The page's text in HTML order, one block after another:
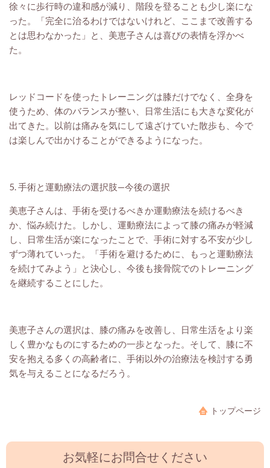
徐々に歩行時の違和感が減り、階段を登ることも少し楽にな
った。「完全に治るわけではないけれど、ここまで改善する
とは思わなかった」と、美恵子さんは喜びの表情を浮かべ
た。
レッドコードを使ったトレーニングは膝だけでなく、全身を
使うため、体のバランスが整い、日常生活にも大きな変化が
出てきた。以前は痛みを気にして遠ざけていた散歩も、今で
は楽しんで出かけることができるようになった。
5. 手術と運動療法の選択肢—今後の選択
美恵子さんは、手術を受けるべきか運動療法を続けるべき
か、悩み続けた。しかし、運動療法によって膝の痛みが軽減
し、日常生活が楽になったことで、手術に対する不安が少し
ずつ薄れていった。「手術を避けるために、もっと運動療法
を続けてみよう」と決心し、今後も接骨院でのトレーニング
を継続することにした。
美恵子さんの選択は、膝の痛みを改善し、日常生活をより楽
しく豊かなものにするための一歩となった。そして、膝に不
安を抱える多くの高齢者に、手術以外の治療法を検討する勇
気を与えることになるだろう。
トップページ
お気軽にお問合せください